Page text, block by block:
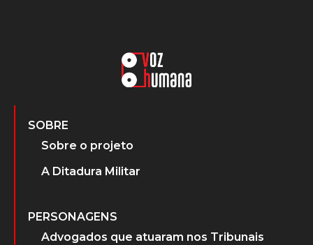
SOBRE
Sobre o projeto
A Ditadura Militar
PERSONAGENS
Advogados que atuaram nos Tribunais